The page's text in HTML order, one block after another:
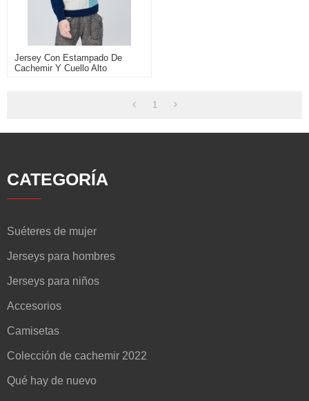
Jersey Con Estampado De
Cachemir Y Cuello Alto
1
CATEGORÍA
Suéteres de mujer
Jerseys para hombres
Jerseys para niños
Accesorios
Camisetas
Colección de cachemir 2022
Qué hay de nuevo